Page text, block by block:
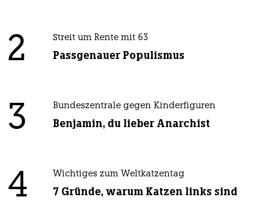
2 Streit um Rente mit 63
Passgenauer Populismus
3 Bundeszentrale gegen Kinderfiguren
Benjamin, du lieber Anarchist
4 Wichtiges zum Weltkatzentag
7 Gründe, warum Katzen links sind